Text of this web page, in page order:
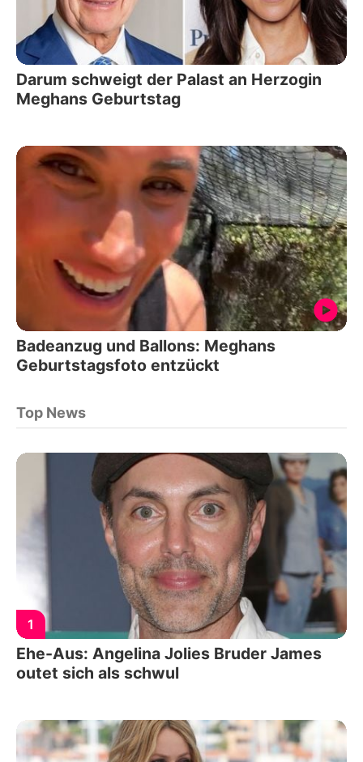
Darum schweigt der Palast an Herzogin
Meghans Geburtstag
Badeanzug und Ballons: Meghans
Geburtstagsfoto entzückt
Top News
1
Ehe-Aus: Angelina Jolies Bruder James
outet sich als schwul